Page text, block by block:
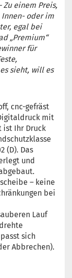
Zu einem Preis,
Innen- oder im
egal bei
„Premium“
für
sieht, will es
cnc-gefräst
mit
ist Ihr Druck
(D). Das
und
– keine
bei
Lauf
sich
Abbrechen).